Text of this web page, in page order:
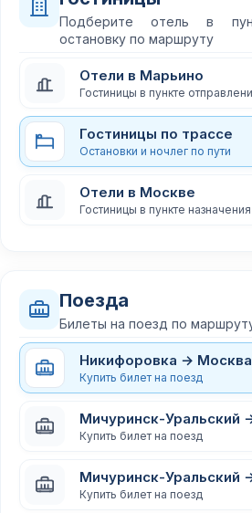
Подберите отель в
остановку по маршруту
Отели в Марьино
Гостиницы в пункте
Гостиницы по трассе
Остановки и ночлег по пути
Отели в Москве
Гостиницы в пункте назначения
Поезда
Билеты на поезд по
Никифоровка → Москва
Купить билет на поезд
Мичуринск-Уральский
Купить билет на поезд
Мичуринск-Уральский
Купить билет на поезд